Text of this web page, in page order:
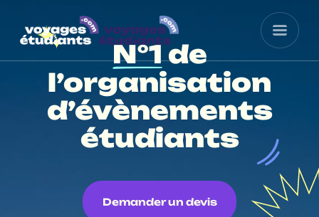
N°1de
l’organisation
d’évènements
étudiants
Demander un devis